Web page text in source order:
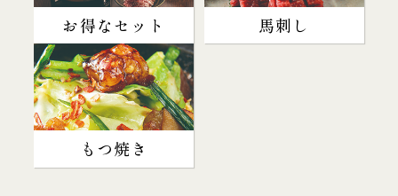
お得なセット 馬刺し
もつ焼き